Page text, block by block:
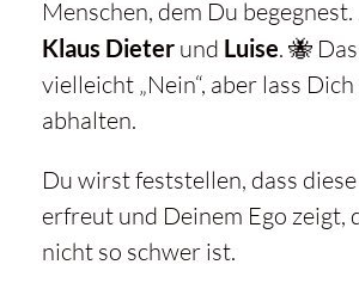
Klaus Dieterund Luise. 🐝
vielleicht „Nein“, aber lass
abhalten.
Du wirst feststellen, dass
erfreut und Deinem Ego zeigt,
nicht so schwer ist.